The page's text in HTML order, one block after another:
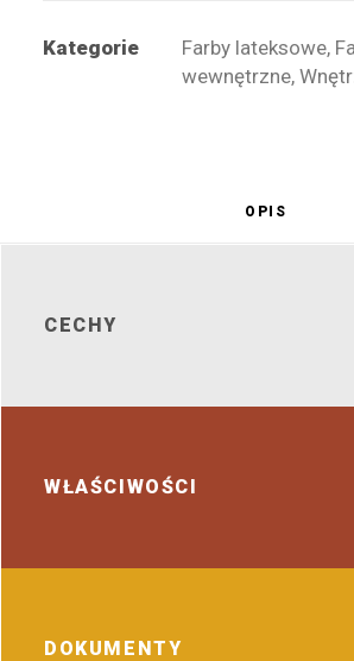
Kategorie Farby lateksowe,
wewnętrzne,
OPIS
CECHY
WŁAŚCIWOŚCI
DOKUMENTY